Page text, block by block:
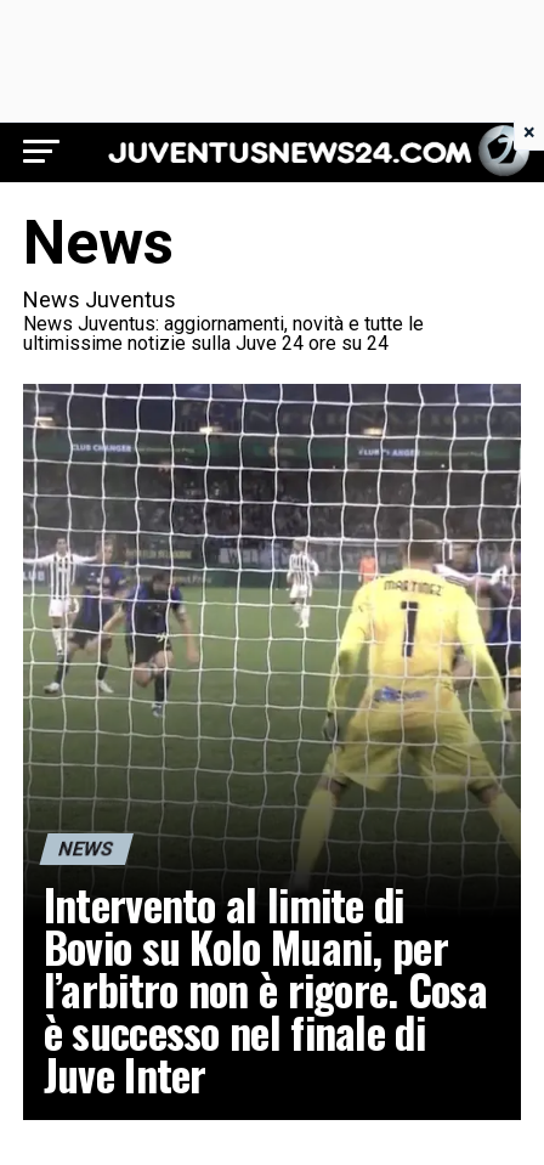
Juventus News 24
News
News Juventus
News Juventus: aggiornamenti, novità e tutte le
ultimissime notizie sulla Juve 24 ore su 24
NEWS
Intervento al limite di
Bovio su Kolo Muani, per
l’arbitro non è rigore. Cosa
è successo nel finale di
Juve Inter
×